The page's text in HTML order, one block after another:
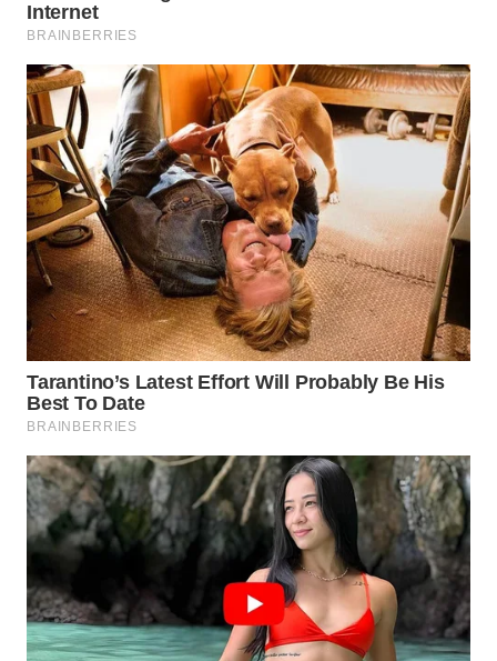
WN
PADANG
LAWAS
WN
SUMEDANG
WN
CIANJUR
WN
KEPULAUAN
SERIBU
WN
WN
BINJAI
CIREBON